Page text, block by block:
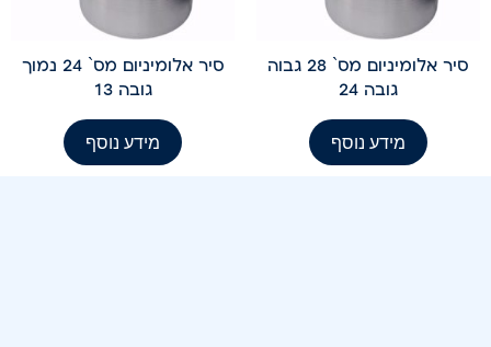
סיר אלומיניום מס` 28 גבוה
גובה 24
מידע נוסף
סיר אלומיניום מס` 24 נמוך
גובה 13
מידע נוסף